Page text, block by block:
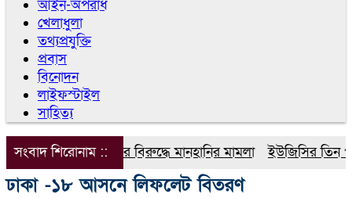
আইন-অপরাধ
খেলাধুলা
তথ্যপ্রযুক্তি
প্রবাস
বিনোদন
লাইফস্টাইল
সাহিত্য
সংবাদ শিরোনাম ::
ডিপজলের বিরুদ্ধে মানহানির মামলা ইউজিসির তিন
ঢাকা -১৮ আসনে লিফলেট বিতরণ